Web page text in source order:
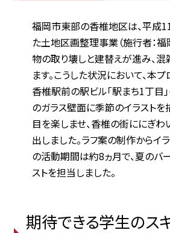
福岡市東部の香椎地区は、平成
た土地区画整理事業（施行者：福
物の取り壊しと建替えが進み、
ます。こうした状況において、本プ
香椎駅前の駅ビル「駅まち1丁目
のガラス壁面に季節のイラストを
目を楽しませ、香椎の街ににぎわ
出しました。ラフ案の制作からイ
の活動期間は約8ヵ月で、夏のバ
ストを担当しました。
期待できる学生のス